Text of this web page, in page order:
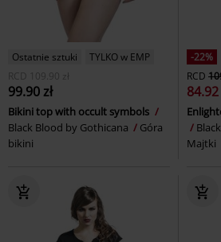
Ostatnie sztuki
TYLKO w EMP
RCD 109.90 zł
99.90 zł
Bikini top with occult symbols
Black Blood by Gothicana
Góra
bikini
-22%
RCD
84.92
Majtki